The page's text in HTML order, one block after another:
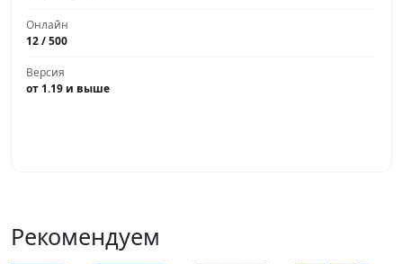
Онлайн
12 / 500
Версия
от 1.19 и выше
Рекомендуем